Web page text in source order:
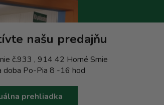
našu predajňu
č.933 , 914 42 Horné Srnie
doba Po-Pia 8 -16 hod
prehliadka